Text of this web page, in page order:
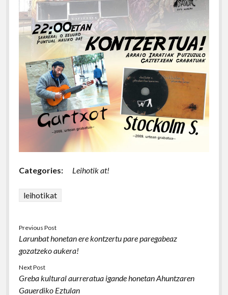
Categories: Leihotik at!
leihotikat
Previous Post
Larunbat honetan ere kontzertu pare paregabeaz
gozatzeko aukera!
Next Post
Greba kultural aurreratua igande honetan Ahuntzaren
Gauerdiko Eztulan